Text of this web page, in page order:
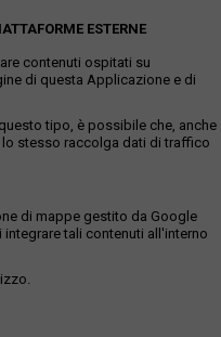
ESTERNE
contenuti ospitati su
di questa Applicazione e di
tipo, è possibile che, anche
stesso raccolga dati di traffico
di mappe gestito da Google
tali contenuti all'interno